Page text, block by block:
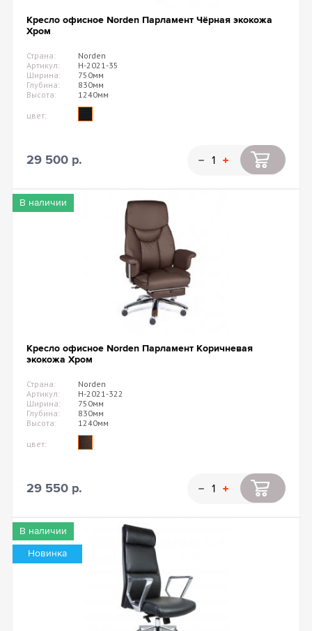
Кресло офисное Norden Парламент Чёрная экокожа
Хром
Страна:
Norden
Артикул:
H-2021-35
Ширина:
750мм
Глубина:
830мм
Высота:
1240мм
цвет:
29 500 р.
В наличии
Кресло офисное Norden Парламент Коричневая
экокожа Хром
Страна:
Norden
Артикул:
H-2021-322
Ширина:
750мм
Глубина:
830мм
Высота:
1240мм
цвет:
29 550 р.
Новинка
В наличии